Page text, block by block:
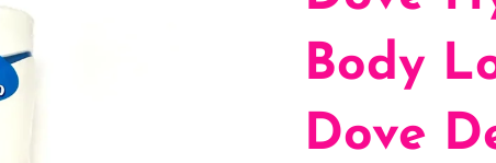
Body
Dove